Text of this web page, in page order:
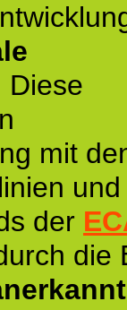
Diese
mit
der
die